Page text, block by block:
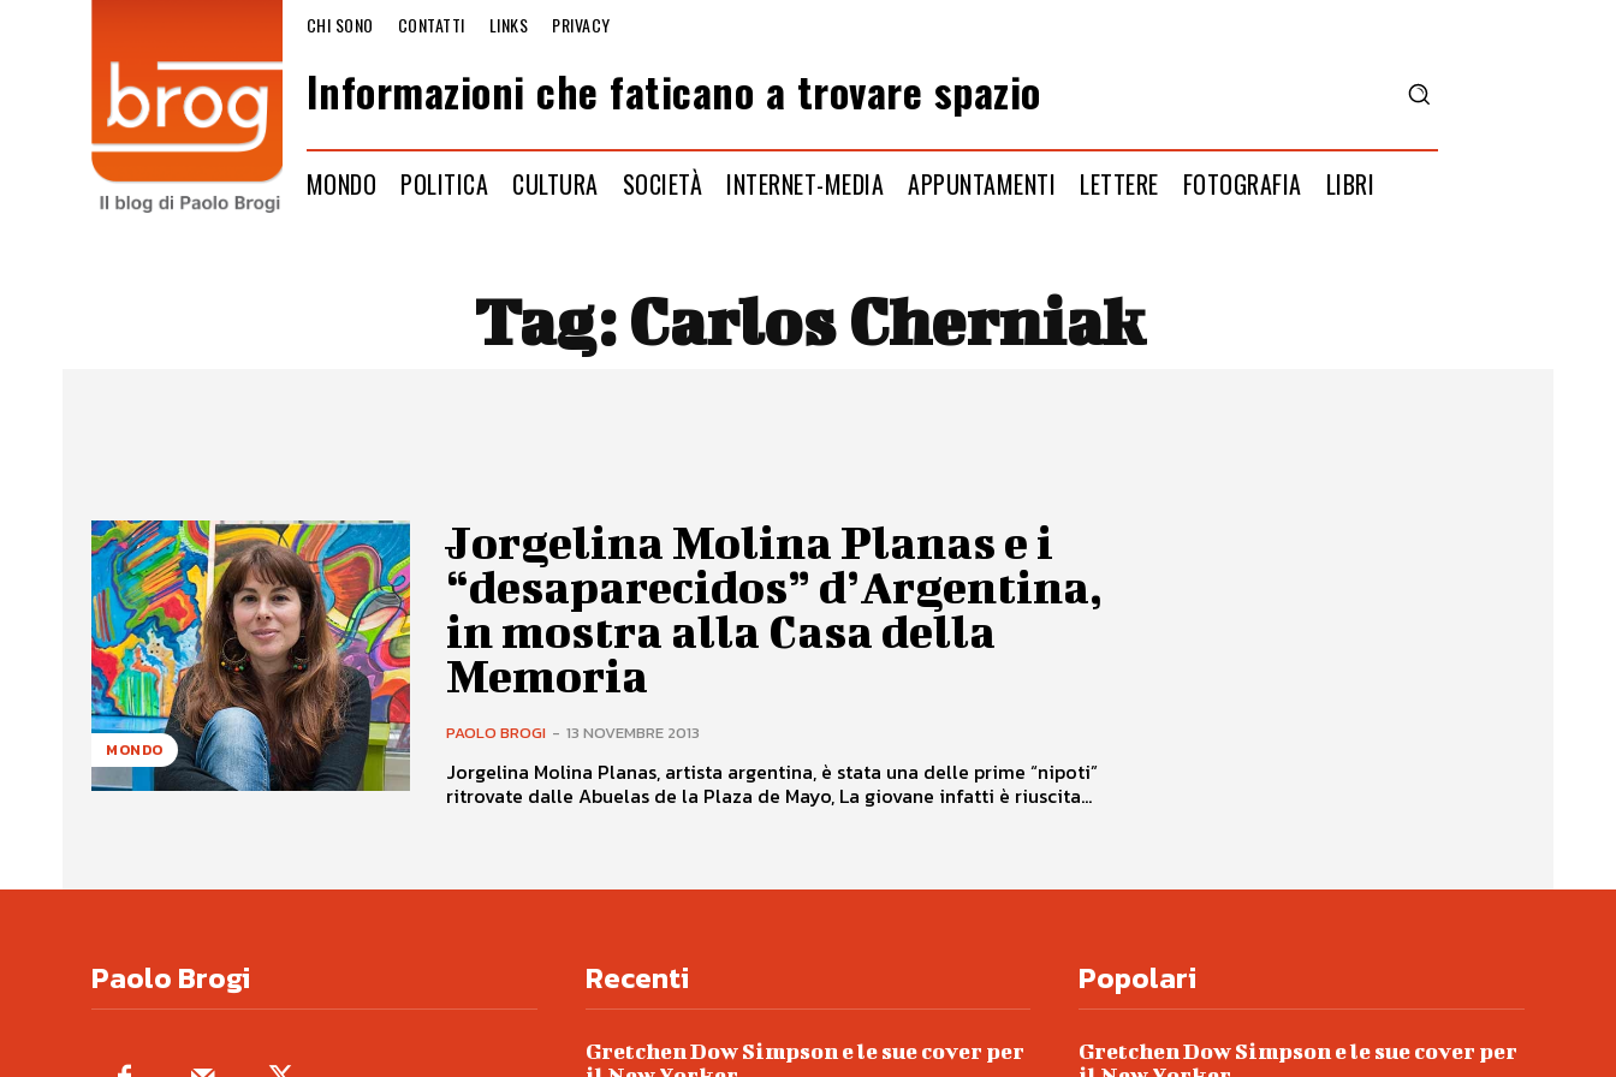
CHI SONO CONTATTI LINKS PRIVACY
Informazioni che faticano a trovare spazio
MONDO POLITICA CULTURA SOCIETÀ INTERNET-MEDIA APPUNTAMENTI LETTERE FOTOGRAFIA LIBRI
Tag:Carlos Cherniak
MONDO
Jorgelina Molina Planas e i
“desaparecidos” d’Argentina,
in mostra alla Casa della
Memoria
PAOLO BROGI - 13 NOVEMBRE 2013
Jorgelina Molina Planas, artista argentina, è stata una delle prime “nipoti”
ritrovate dalle Abuelas de la Plaza de Mayo, La giovane infatti è riuscita...
Paolo Brogi Recenti
Gretchen Dow Simpson e le sue cover per
Popolari
Gretchen Dow Simpson e le sue cover per